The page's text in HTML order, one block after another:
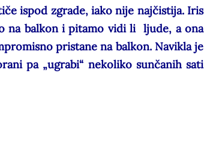
ispod zgrade, iako nije najčistija. Iris
na balkon i pitamo vidi li ljude, a ona
pristane na balkon. Navikla je
pa „ugrabi“ nekoliko sunčanih sati